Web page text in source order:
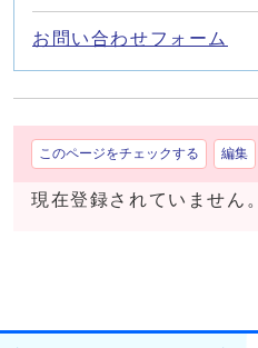
お問い合わせフォーム
このページをチェックする 編集
現在登録されていません。